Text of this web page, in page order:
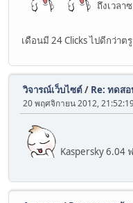
ถึงเวลา
เดือนมี 24 Clicks ไปดีกว่าตรู
วิจารณ์เว็บไซต์/ Re: ทดส
20 พฤศจิกายน 2012,
Kaspersky 6.04